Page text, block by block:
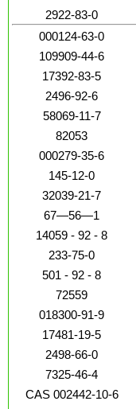
2922-83-0
000124-63-0
109909-44-6
17392-83-5
2496-92-6
58069-11-7
82053
000279-35-6
145-12-0
32039-21-7
67—56—1
14059 - 92 - 8
233-75-0
501 - 92 - 8
72559
018300-91-9
17481-19-5
2498-66-0
7325-46-4
CAS 002442-10-6